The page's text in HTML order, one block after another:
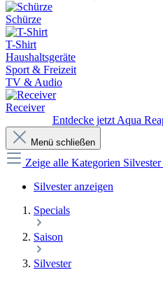
Schürze
T-Shirt
Haushaltsgeräte
Sport & Freizeit
TV & Audio
Receiver
Entdecke jetzt Aqua
Menü schließen
Zeige alle Kategorien Silvester
Silvester anzeigen
Specials
Saison
Silvester